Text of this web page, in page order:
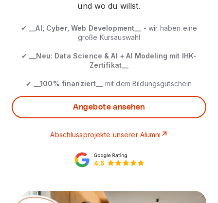
und wo du willst.
✔ __AI, Cyber, Web Development__
- wir haben eine
große Kursauswahl
✔
__Neu: Data Science & AI + AI Modeling mit IHK-
Zertifikat__
✔ __100% finanziert__ mit dem Bildungsgutschein
Angebote ansehen
Abschlussprojekte unserer Alumni